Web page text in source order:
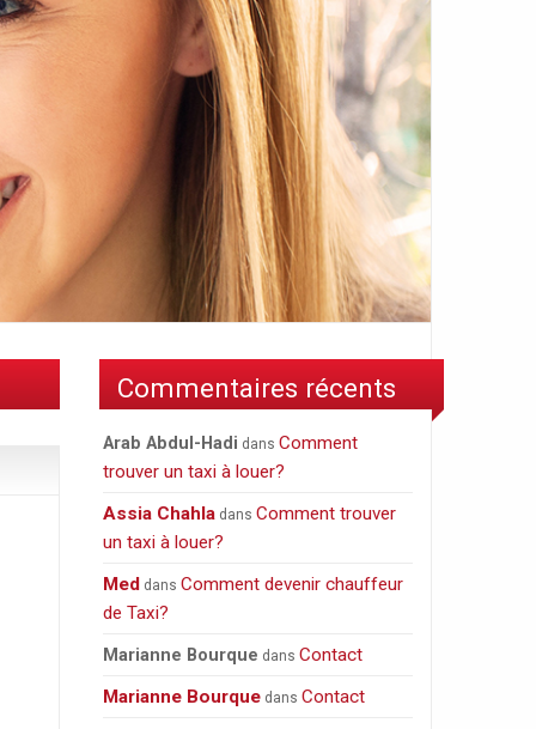
Commentaires récents
Arab Abdul-Hadi dansComment
trouver un taxi à louer?
Assia Chahla dansComment trouver
un taxi à louer?
Med dansComment devenir chauffeur
de Taxi?
Marianne Bourque dansContact
Marianne Bourque dansContact